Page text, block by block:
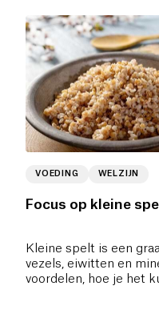
VOEDING WELZIJN
Focus op kleine
Kleine spelt is een
vezels, eiwitten en
voordelen, hoe je het